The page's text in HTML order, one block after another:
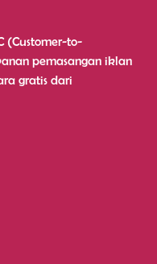
(Customer-to-
pemasangan iklan
gratis dari